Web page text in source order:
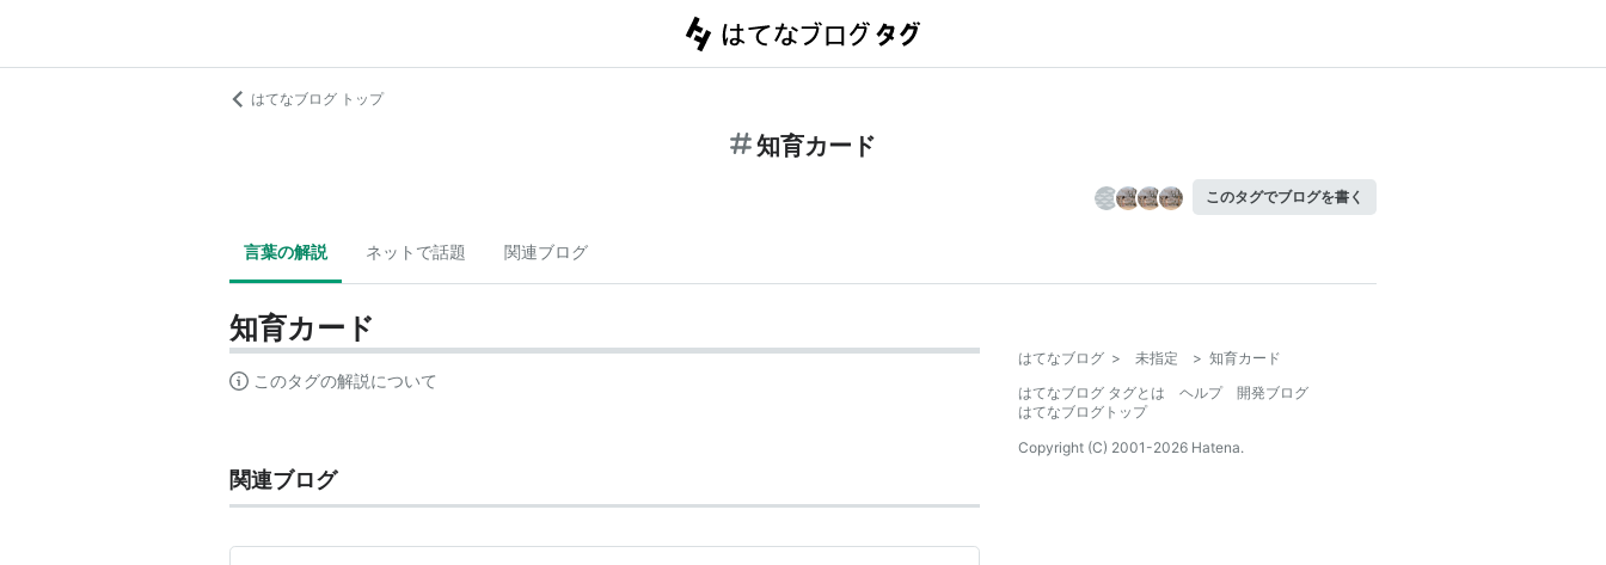
はてなブログ トップ
知育カード
このタグでブログを書く
言葉の解説 ネットで話題 関連ブログ
知育カード
このタグの解説について
関連ブログ
はてなブログ > 未指定 > 知育カード
はてなブログ タグとは
ヘルプ
開発ブログ
はてなブログトップ
Copyright (C) 2001-2026 Hatena.